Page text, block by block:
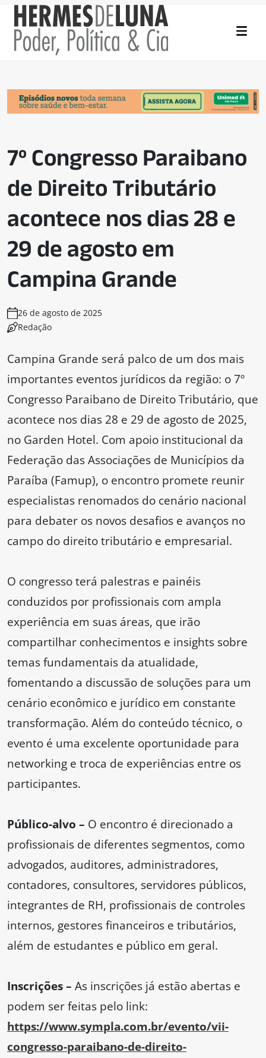
7º Congresso Paraibano
de Direito Tributário
acontece nos dias 28 e
29 de agosto em
Campina Grande
26 de agosto de 2025
Redação
Campina Grande será palco de um dos mais
importantes eventos jurídicos da região: o 7º
Congresso Paraibano de Direito Tributário, que
acontece nos dias 28 e 29 de agosto de 2025,
no Garden Hotel. Com apoio institucional da
Federação das Associações de Municípios da
Paraíba (Famup), o encontro promete reunir
especialistas renomados do cenário nacional
para debater os novos desafios e avanços no
campo do direito tributário e empresarial.
O congresso terá palestras e painéis
conduzidos por profissionais com ampla
experiência em suas áreas, que irão
compartilhar conhecimentos e insights sobre
temas fundamentais da atualidade,
fomentando a discussão de soluções para um
cenário econômico e jurídico em constante
transformação. Além do conteúdo técnico, o
evento é uma excelente oportunidade para
networking e troca de experiências entre os
participantes.
Público-alvo – O encontro é direcionado a
profissionais de diferentes segmentos, como
advogados, auditores, administradores,
contadores, consultores, servidores públicos,
integrantes de RH, profissionais de controles
internos, gestores financeiros e tributários,
além de estudantes e público em geral.
Inscrições – As inscrições já estão abertas e
podem ser feitas pelo link:
https://www.sympla.com.br/evento/vii-
congresso-paraibano-de-direito-